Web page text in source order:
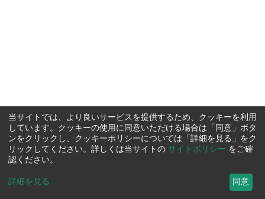
当サイトでは、より良いサービスを提供するため、クッキーを利用
しています。クッキーの使用に同意いただける場合は「同意」ボタ
ンをクリックし、クッキーポリシーについては「詳細を見る」をク
リックしてください。詳しくは当サイトの サイトポリシー をご確
認ください。
詳細を見る ... 同意